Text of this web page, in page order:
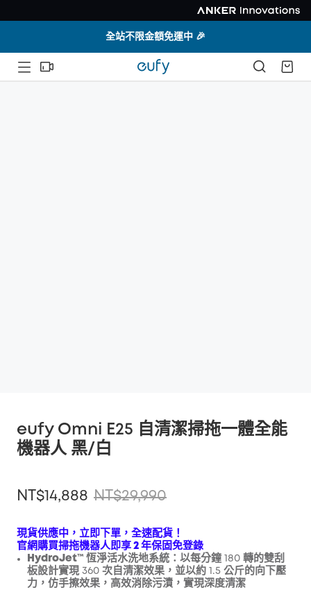
全站不限金額免運中 🎉
eufy Omni E25 自清潔掃拖一體全能
機器人 黑/白
NT$14,888 NT$29,990
折扣
優惠碼:
複製
現貨供應中，立即下單，全速配貨！
官網購買掃拖機器人即享 2 年保固免登錄
HydroJet™ 恆淨活水洗地系統： 以每分鐘 180 轉的雙刮
板設計實現 360 次自清潔效果，並以約 1.5 公斤的向下壓
力，仿手擦效果，高效消除污漬，實現深度清潔